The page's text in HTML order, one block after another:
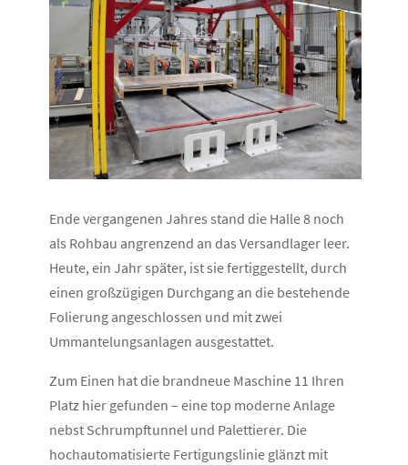
Ende vergangenen Jahres stand die Halle 8 noch
als Rohbau angrenzend an das Versandlager leer.
Heute, ein Jahr später, ist sie fertiggestellt, durch
einen großzügigen Durchgang an die bestehende
Folierung angeschlossen und mit zwei
Ummantelungsanlagen ausgestattet.
Zum Einen hat die brandneue Maschine 11 Ihren
Platz hier gefunden – eine top moderne Anlage
nebst Schrumpftunnel und Palettierer. Die
hochautomatisierte Fertigungslinie glänzt mit